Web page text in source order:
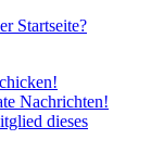
Startseite?
Nachrichten!
dieses